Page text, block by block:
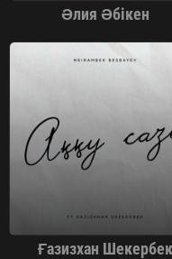
Әлия Әбікен
Ғазизхан Шекербек